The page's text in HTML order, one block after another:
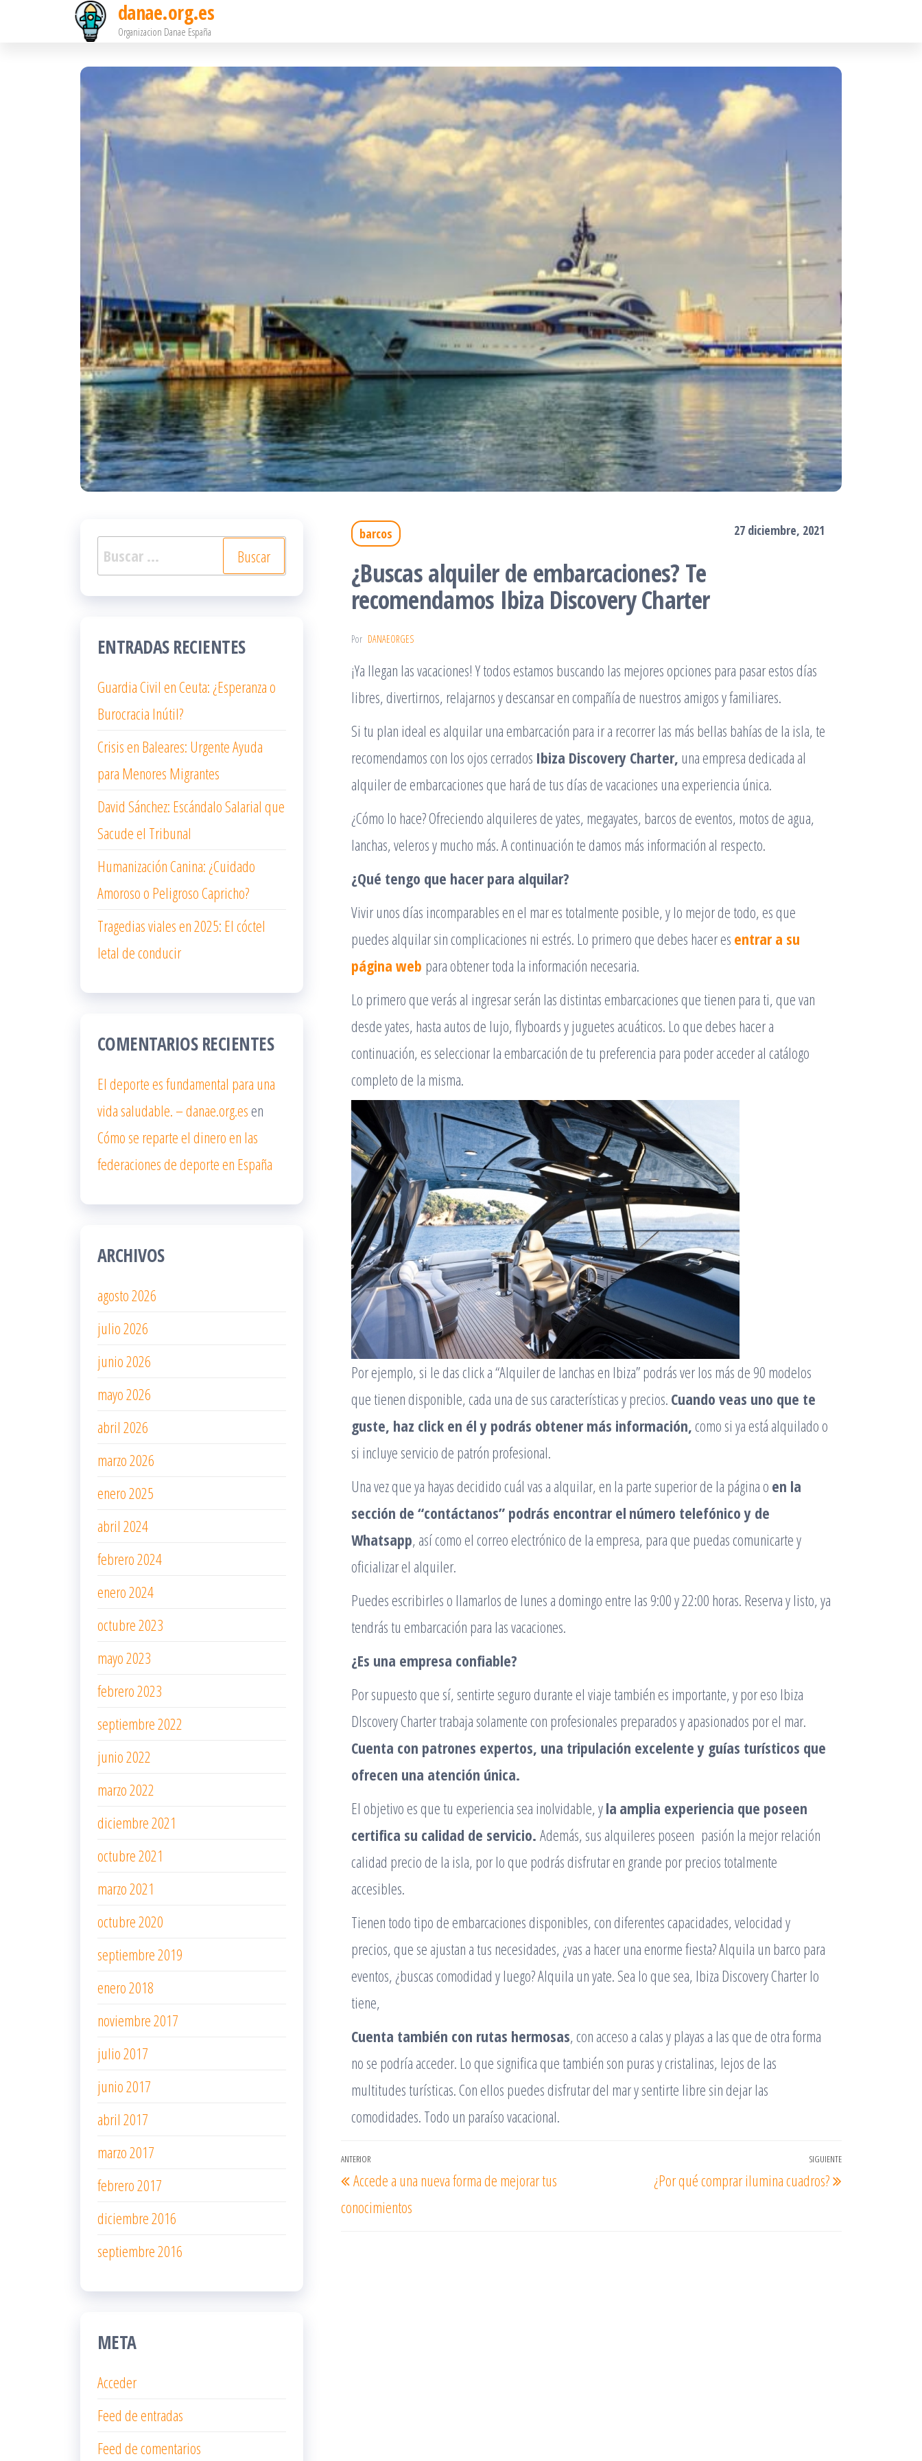
danae.org.es
Organizacion Danae España
barcos 27 diciembre, 2021
¿Buscas alquiler de embarcaciones? Te
recomendamos Ibiza Discovery Charter
Por DANAEORGES
¡Ya llegan las vacaciones! Y todos estamos buscando las mejores opciones para pasar estos días
libres, divertirnos, relajarnos y descansar en compañía de nuestros amigos y familiares.
Si tu plan ideal es alquilar una embarcación para ir a recorrer las más bellas bahías de la isla, te
recomendamos con los ojos cerrados Ibiza Discovery Charter, una empresa dedicada al
alquiler de embarcaciones que hará de tus días de vacaciones una experiencia única.
¿Cómo lo hace? Ofreciendo alquileres de yates, megayates, barcos de eventos, motos de agua,
lanchas, veleros y mucho más. A continuación te damos más información al respecto.
¿Qué tengo que hacer para alquilar?
Vivir unos días incomparables en el mar es totalmente posible, y lo mejor de todo, es que
puedes alquilar sin complicaciones ni estrés. Lo primero que debes hacer es entrar a su
página web para obtener toda la información necesaria.
Lo primero que verás al ingresar serán las distintas embarcaciones que tienen para ti, que van
desde yates, hasta autos de lujo, flyboards y juguetes acuáticos. Lo que debes hacer a
continuación, es seleccionar la embarcación de tu preferencia para poder acceder al catálogo
completo de la misma.
Por ejemplo, si le das click a “Alquiler de lanchas en Ibiza” podrás ver los más de 90 modelos
que tienen disponible, cada una de sus características y precios. Cuando veas uno que te
guste, haz click en él y podrás obtener más información, como si ya está alquilado o
si incluye servicio de patrón profesional.
Una vez que ya hayas decidido cuál vas a alquilar, en la parte superior de la página o en la
sección de “contáctanos” podrás encontrar el número telefónico y de
Whatsapp, así como el correo electrónico de la empresa, para que puedas comunicarte y
oficializar el alquiler.
Puedes escribirles o llamarlos de lunes a domingo entre las 9:00 y 22:00 horas. Reserva y listo, ya
tendrás tu embarcación para las vacaciones.
¿Es una empresa confiable?
Por supuesto que sí, sentirte seguro durante el viaje también es importante, y por eso Ibiza
DIscovery Charter trabaja solamente con profesionales preparados y apasionados por el mar.
Cuenta con patrones expertos, una tripulación excelente y guías turísticos que
ofrecen una atención única.
El objetivo es que tu experiencia sea inolvidable, yla amplia experiencia que poseen
certifica su calidad de servicio. Además, sus alquileres poseen pasión la mejor relación
calidad precio de la isla, por lo que podrás disfrutar en grande por precios totalmente
accesibles.
Tienen todo tipo de embarcaciones disponibles, con diferentes capacidades, velocidad y
precios, que se ajustan a tus necesidades, ¿vas a hacer una enorme fiesta? Alquila un barco para
eventos, ¿buscas comodidad y luego? Alquila un yate. Sea lo que sea, Ibiza Discovery Charter lo
tiene,
Cuenta también con rutas hermosas, con acceso a calas y playas a las que de otra forma
no se podría acceder. Lo que significa que también son puras y cristalinas, lejos de las
multitudes turísticas. Con ellos puedes disfrutar del mar y sentirte libre sin dejar las
comodidades. Todo un paraíso vacacional.
Navegación
de
entradas
Entrada
anterior
ANTERIOR
Accede a una nueva forma de mejorar tus
conocimientos
Entrada
SIGUIENTE
¿Por qué comprar ilumina cuadros?
Buscar:
ENTRADAS RECIENTES
Guardia Civil en Ceuta: ¿Esperanza o
Burocracia Inútil?
Crisis en Baleares: Urgente Ayuda
para Menores Migrantes
David Sánchez: Escándalo Salarial que
Sacude el Tribunal
Humanización Canina: ¿Cuidado
Amoroso o Peligroso Capricho?
Tragedias viales en 2025: El cóctel
letal de conducir
COMENTARIOS RECIENTES
El deporte es fundamental para una
vida saludable. – danae.org.es en
Cómo se reparte el dinero en las
federaciones de deporte en España
ARCHIVOS
agosto 2026
julio 2026
junio 2026
mayo 2026
abril 2026
marzo 2026
enero 2025
abril 2024
febrero 2024
enero 2024
octubre 2023
mayo 2023
febrero 2023
septiembre 2022
junio 2022
marzo 2022
diciembre 2021
octubre 2021
marzo 2021
octubre 2020
septiembre 2019
enero 2018
noviembre 2017
julio 2017
junio 2017
abril 2017
marzo 2017
febrero 2017
diciembre 2016
septiembre 2016
META
Acceder
Feed de entradas
Feed de comentarios